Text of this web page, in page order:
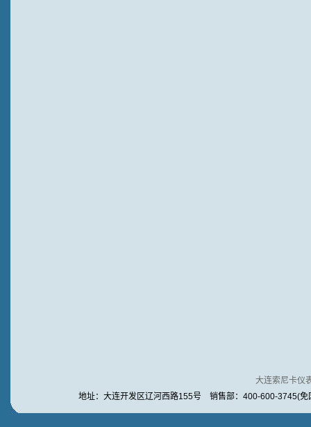
大连索尼卡仪
地址：大连开发区辽河西路155号 销售部：400-600-3745(